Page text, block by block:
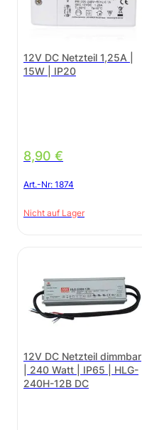
12V DC Netzteil 1,25A |
15W | IP20
8,90 €
Art.-Nr: 1874
Nicht auf Lager
12V DC Netzteil dimmbar
| 240 Watt | IP65 | HLG-
240H-12B DC